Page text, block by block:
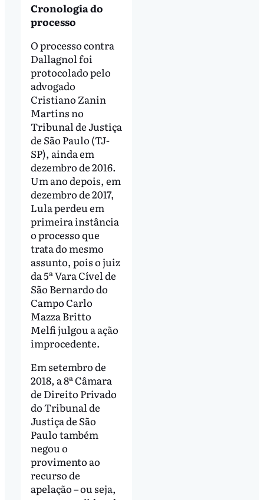
Cronologia do
processo
O processo contra
Dallagnol foi
protocolado pelo
advogado
Cristiano Zanin
Martins no
Tribunal de Justiça
de São Paulo (TJ-
SP), ainda em
dezembro de 2016.
Um ano depois, em
dezembro de 2017,
Lula perdeu em
primeira instância
o processo que
trata do mesmo
assunto, pois o juiz
da 5ª Vara Cível de
São Bernardo do
Campo Carlo
Mazza Britto
Melfi julgou a ação
improcedente.
Em setembro de
2018, a 8ª Câmara
de Direito Privado
do Tribunal de
Justiça de São
Paulo também
negou o
provimento ao
recurso de
apelação – ou seja,